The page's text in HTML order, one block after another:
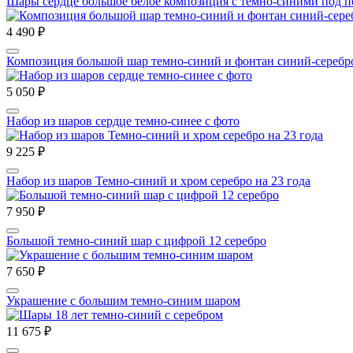
4 490 ₽
Композиция большой шар темно-синий и фонтан синий-
5 050 ₽
Набор из шаров сердце темно-синее с фото
9 225 ₽
Набор из шаров Темно-синий и хром серебро на 23 года
7 950 ₽
Большой темно-синий шар с цифрой 12 серебро
7 650 ₽
Украшение с большим темно-синим шаром
11 675 ₽